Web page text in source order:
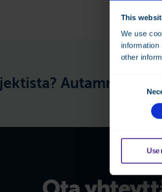
This
We use
other
Consent
Use
Autamme